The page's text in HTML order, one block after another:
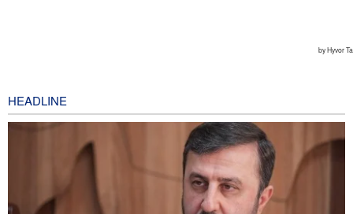
HEADLINE